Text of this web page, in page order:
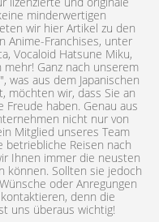
minderwertigen
wir hier Artikel zu den
Anime-Franchises, unter
Vocaloid Hatsune Miku,
Ganz nach unserem
was aus dem Japanischen
möchten wir, dass Sie an
haben. Genau aus
nicht nur von
Mitglied unseres Team
betriebliche Reisen nach
Ihnen immer die neusten
können. Sollten sie jedoch
oder Anregungen
denn die
uns überaus wichtig!